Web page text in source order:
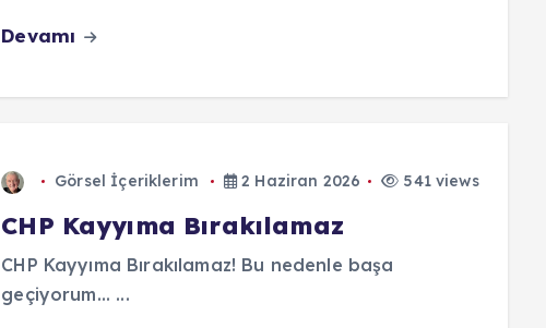
Devamı
Görsel İçeriklerim 2 Haziran 2026 541 views
CHP Kayyıma Bırakılamaz
CHP Kayyıma Bırakılamaz! Bu nedenle başa
geçiyorum... ...